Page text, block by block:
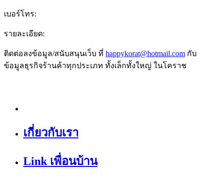
เบอร์โทร:
รายละเอียด:
ติดต่อลงข้อมูล/สนับสนุนเว็บ ที่ happykorat@hotmail.com กับ
ข้อมูลธุรกิจร้านค้าทุกประเภท ทั้งเล็กทั้งใหญ่ ในโคราช
เกี่ยวกับเรา
Link เพื่อนบ้าน